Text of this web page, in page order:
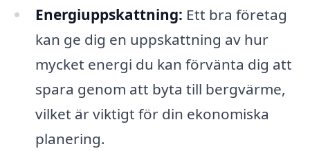
Energiuppskattning: Ett bra företag
kan ge dig en uppskattning av hur
mycket energi du kan förvänta dig att
spara genom att byta till bergvärme,
vilket är viktigt för din ekonomiska
planering.